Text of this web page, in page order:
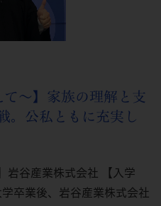
～】家族の理解と支
。公私ともに充実し
岩谷産業株式会社 【入学
卒業後、岩谷産業株式会社